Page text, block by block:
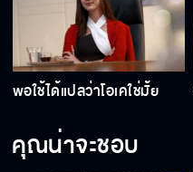
พอใช้ได้แปลว่าโอเคใช่มั้ย
คุณน่าจะชอบ